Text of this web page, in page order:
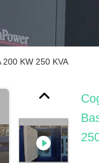
KW 250 KVA